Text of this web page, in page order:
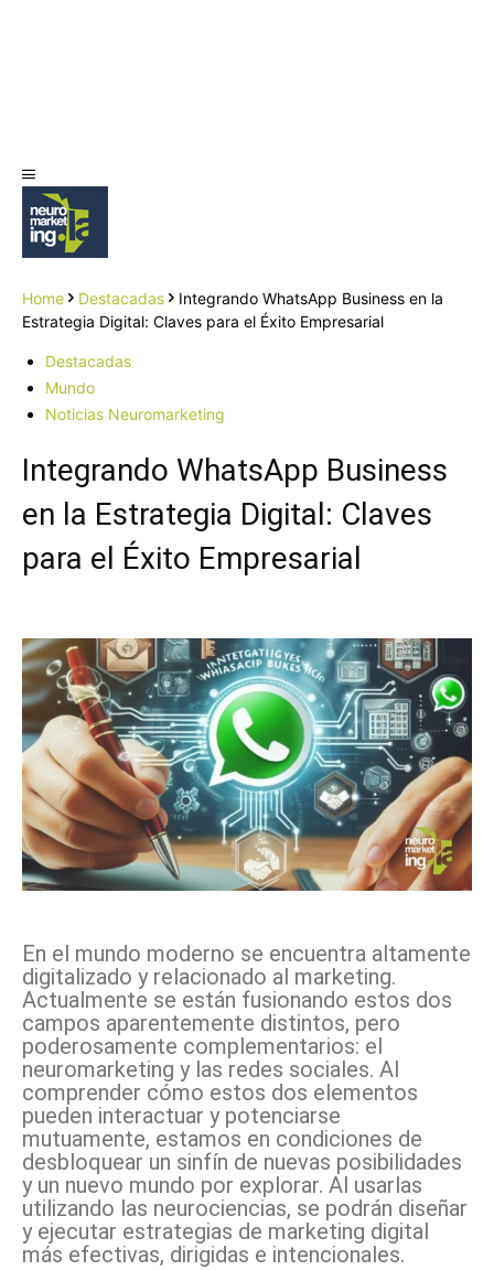
Home Destacadas
Integrando WhatsApp Business en la
Estrategia Digital: Claves para el Éxito Empresarial
Destacadas
Mundo
Noticias Neuromarketing
Integrando WhatsApp Business
en la Estrategia Digital: Claves
para el Éxito Empresarial
En el mundo moderno se encuentra altamente
digitalizado y relacionado al marketing.
Actualmente se están fusionando estos dos
campos aparentemente distintos, pero
poderosamente complementarios: el
neuromarketing y las redes sociales. Al
comprender cómo estos dos elementos
pueden interactuar y potenciarse
mutuamente, estamos en condiciones de
desbloquear un sinfín de nuevas posibilidades
y un nuevo mundo por explorar. Al usarlas
utilizando las neurociencias, se podrán diseñar
y ejecutar estrategias de marketing digital
más efectivas, dirigidas e intencionales.